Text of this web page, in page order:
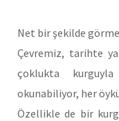
Net bir şekilde
Çevremiz, tarihte
çoklukta
okunabiliyor, her
Özellikle de bir